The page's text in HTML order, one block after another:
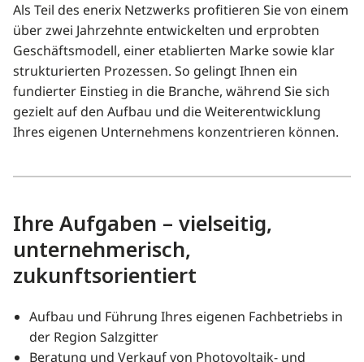
Als Teil des enerix Netzwerks profitieren Sie von einem
über zwei Jahrzehnte entwickelten und erprobten
Geschäftsmodell, einer etablierten Marke sowie klar
strukturierten Prozessen. So gelingt Ihnen ein
fundierter Einstieg in die Branche, während Sie sich
gezielt auf den Aufbau und die Weiterentwicklung
Ihres eigenen Unternehmens konzentrieren können.
Ihre Aufgaben – vielseitig,
unternehmerisch,
zukunftsorientiert
Aufbau und Führung Ihres eigenen Fachbetriebs in
der Region Salzgitter